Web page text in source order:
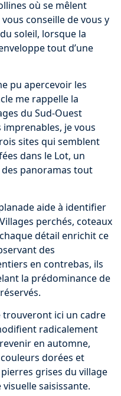
où se mêlent
conseille de vous y
soleil, lorsque la
tout d’une
pu apercevoir les
me rappelle la
du Sud-Ouest
imprenables, je vous
sites qui semblent
dans le Lot, un
panoramas tout
aide à identifier
perchés, coteaux
détail enrichit ce
des
en contrebas, ils
la prédominance de
trouveront ici un cadre
radicalement
revenir en automne,
dorées et
grises du village
saisissante.